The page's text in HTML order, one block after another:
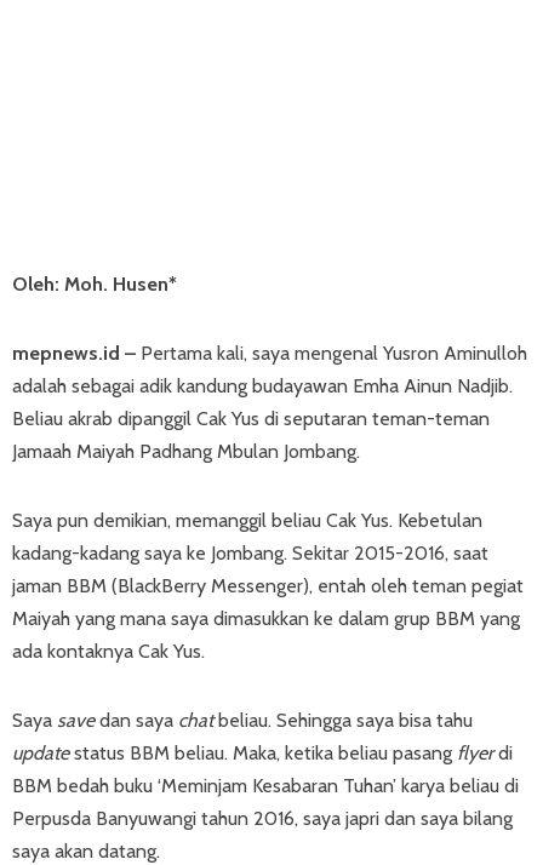
Oleh: Moh. Husen*
mepnews.id – Pertama kali, saya mengenal Yusron Aminulloh
adalah sebagai adik kandung budayawan Emha Ainun Nadjib.
Beliau akrab dipanggil Cak Yus di seputaran teman-teman
Jamaah Maiyah Padhang Mbulan Jombang.
Saya pun demikian, memanggil beliau Cak Yus. Kebetulan
kadang-kadang saya ke Jombang. Sekitar 2015-2016, saat
jaman BBM (BlackBerry Messenger), entah oleh teman pegiat
Maiyah yang mana saya dimasukkan ke dalam grup BBM yang
ada kontaknya Cak Yus.
Saya savedan saya chatbeliau. Sehingga saya bisa tahu
updatestatus BBM beliau. Maka, ketika beliau pasang flyerdi
BBM bedah buku ‘Meminjam Kesabaran Tuhan’ karya beliau di
Perpusda Banyuwangi tahun 2016, saya japri dan saya bilang
saya akan datang.